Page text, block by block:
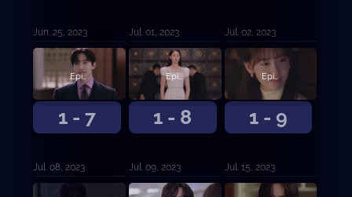
Jun. 25, 2023 Jul. 01, 2023 Jul. 02, 2023
1 - 7
Episodio 7
Jul. 08, 2023
1 - 8
Episodio 8
Jul. 09, 2023
1 - 9
Episodio 9
Jul. 15, 2023